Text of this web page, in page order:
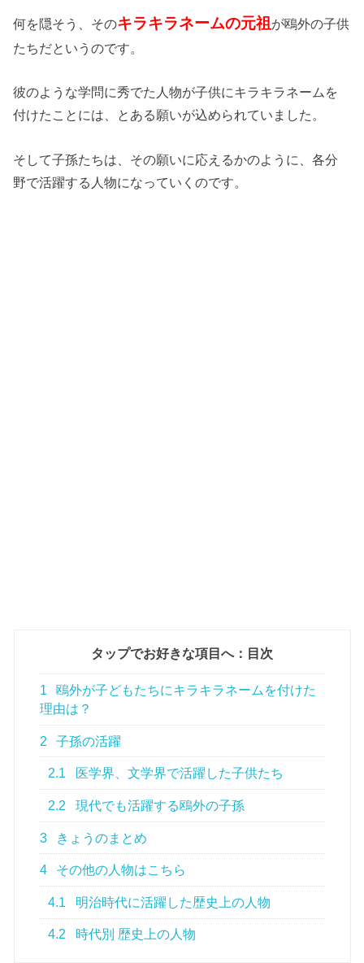
何を隠そう、そのキラキラネームの元祖 が鴎外の子供
たちだというのです。
彼のような学問に秀でた人物が子供にキラキラネームを
付けたことには、とある願いが込められていました。
そして子孫たちは、その願いに応えるかのように、各分
野で活躍する人物になっていくのです。
タップでお好きな項目へ：目次
1
鴎外が子どもたちにキラキラネームを付けた
理由は？
2 子孫の活躍
2.1 医学界、文学界で活躍した子供たち
2.2 現代でも活躍する鴎外の子孫
3 きょうのまとめ
4 その他の人物はこちら
4.1 明治時代に活躍した歴史上の人物
4.2 時代別 歴史上の人物